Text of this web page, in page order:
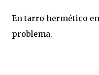
En tarro hermético
problema.